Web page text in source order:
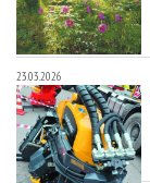
23.03.2026